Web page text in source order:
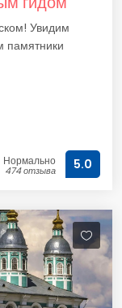
Увидим
памятники
Нормально
474 отзыва 5.0